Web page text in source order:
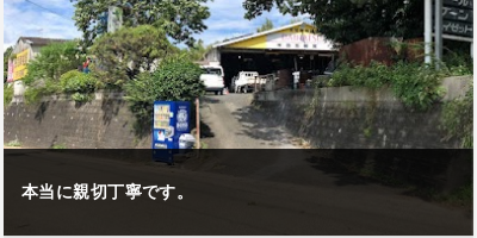
本当に親切丁寧です。